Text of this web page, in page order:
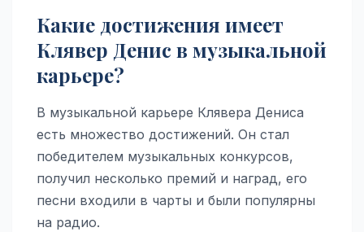
Какие достижения имеет
Клявер Денис в музыкальной
карьере?
В музыкальной карьере Клявера Дениса
есть множество достижений. Он стал
победителем музыкальных конкурсов,
получил несколько премий и наград, его
песни входили в чарты и были популярны
на радио.